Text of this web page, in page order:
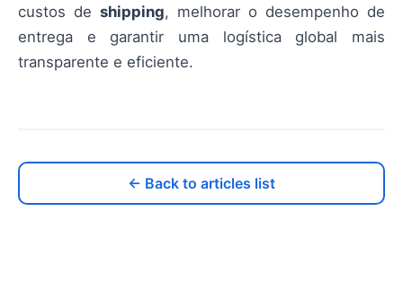
custos de shipping, melhorar o desempenho de
entrega e garantir uma logística global mais
transparente e eficiente.
← Back to articles list